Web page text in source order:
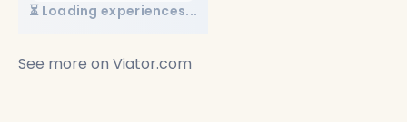
⏳ Loading experiences...
See more on Viator.com